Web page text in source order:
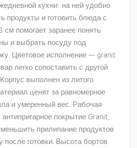
кухни: на ней удобно
продукты и готовить блюда с
помогает заранее понять
и выбрать посуду под
Цветовое исполнение — granit
легко сопоставить с другой
выполнен из литого
ценят за равномерное
и умеренный вес. Рабочая
покрытие Granit,
прилипание продуктов
после готовки. Высота бортов